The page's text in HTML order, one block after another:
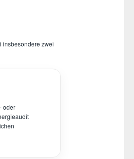
insbesondere zwei
oder